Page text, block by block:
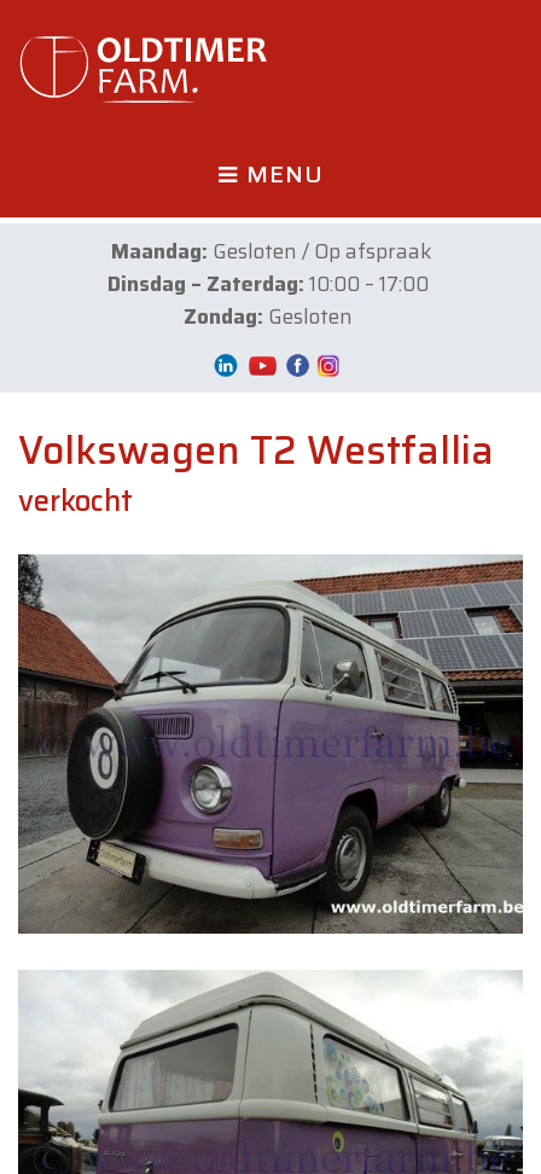
MENU
Maandag: Gesloten / Op afspraak
Dinsdag – Zaterdag:10:00 – 17:00
Zondag: Gesloten
Volkswagen T2 Westfallia
verkocht